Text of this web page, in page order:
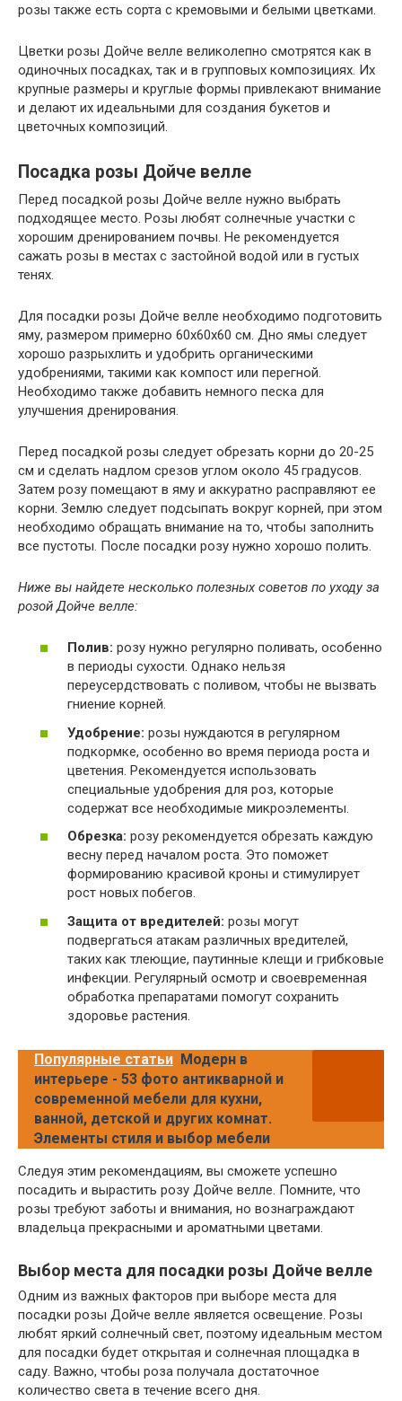
розы также есть сорта с кремовыми и белыми цветками.
Цветки розы Дойче велле великолепно смотрятся как в
одиночных посадках, так и в групповых композициях. Их
крупные размеры и круглые формы привлекают внимание
и делают их идеальными для создания букетов и
цветочных композиций.
Посадка розы Дойче велле
Перед посадкой розы Дойче велле нужно выбрать
подходящее место. Розы любят солнечные участки с
хорошим дренированием почвы. Не рекомендуется
сажать розы в местах с застойной водой или в густых
тенях.
Для посадки розы Дойче велле необходимо подготовить
яму, размером примерно 60x60x60 см. Дно ямы следует
хорошо разрыхлить и удобрить органическими
удобрениями, такими как компост или перегной.
Необходимо также добавить немного песка для
улучшения дренирования.
Перед посадкой розы следует обрезать корни до 20-25
см и сделать надлом срезов углом около 45 градусов.
Затем розу помещают в яму и аккуратно расправляют ее
корни. Землю следует подсыпать вокруг корней, при этом
необходимо обращать внимание на то, чтобы заполнить
все пустоты. После посадки розу нужно хорошо полить.
Ниже вы найдете несколько полезных советов по уходу за
розой Дойче велле:
Полив: розу нужно регулярно поливать, особенно
в периоды сухости. Однако нельзя
переусердствовать с поливом, чтобы не вызвать
гниение корней.
Удобрение: розы нуждаются в регулярном
подкормке, особенно во время периода роста и
цветения. Рекомендуется использовать
специальные удобрения для роз, которые
содержат все необходимые микроэлементы.
Обрезка: розу рекомендуется обрезать каждую
весну перед началом роста. Это поможет
формированию красивой кроны и стимулирует
рост новых побегов.
Защита от вредителей: розы могут
подвергаться атакам различных вредителей,
таких как тлеющие, паутинные клещи и грибковые
инфекции. Регулярный осмотр и своевременная
обработка препаратами помогут сохранить
здоровье растения.
Популярные статьи Модерн в
интерьере - 53 фото антикварной и
современной мебели для кухни,
ванной, детской и других комнат.
Элементы стиля и выбор мебели
Следуя этим рекомендациям, вы сможете успешно
посадить и вырастить розу Дойче велле. Помните, что
розы требуют заботы и внимания, но вознаграждают
владельца прекрасными и ароматными цветами.
Выбор места для посадки розы Дойче велле
Одним из важных факторов при выборе места для
посадки розы Дойче велле является освещение. Розы
любят яркий солнечный свет, поэтому идеальным местом
для посадки будет открытая и солнечная площадка в
саду. Важно, чтобы роза получала достаточное
количество света в течение всего дня.